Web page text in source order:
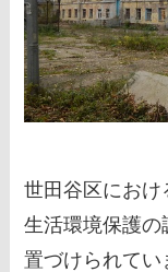
世田谷区にお
生活環境保護
置づけられてい